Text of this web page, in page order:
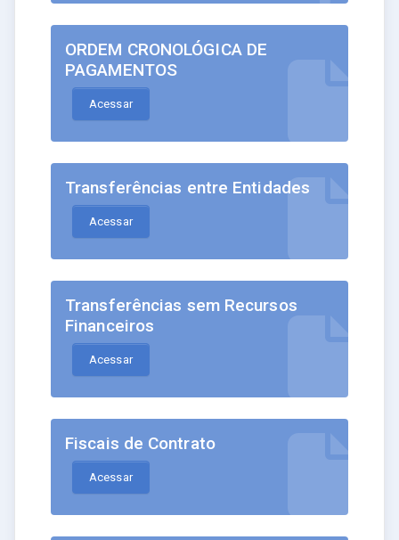
ORDEM CRONOLÓGICA DE
PAGAMENTOS
Acessar
Transferências entre Entidades
Acessar
Transferências sem Recursos
Financeiros
Acessar
Fiscais de Contrato
Acessar